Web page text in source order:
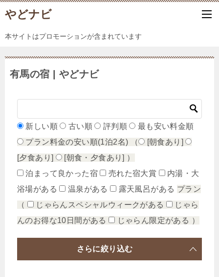
やどナビ
本サイトはプロモーションが含まれています
有馬の宿 | やどナビ
新しい順 古い順 評判順
最も安い料金順
プラン料金の安い順(1泊2名)
（
[朝食あり]
[夕食あり]
[朝食・夕食あり] ）
泊まって良かった宿
売れた宿大賞
内湯・大
浴場がある
温泉がある 露天風呂がある プラン
（
じゃらんスペシャルウィークがある
じゃら
んのお得な10日間がある
じゃらん限定がある ）
さらに絞り込む